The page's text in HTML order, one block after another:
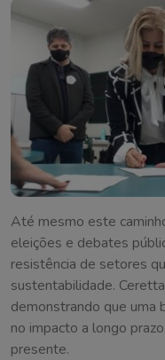
Até mesmo este
eleições e debates
resistência de setores
sustentabilidade.
demonstrando que uma
no impacto a longo
presente.